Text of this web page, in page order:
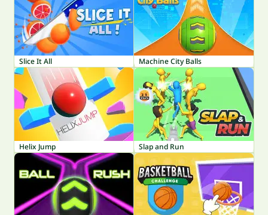
Slice It All Machine City Balls
Helix Jump Slap and Run